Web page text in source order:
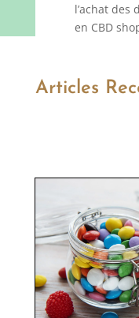
l’achat des
en CBD
Articles